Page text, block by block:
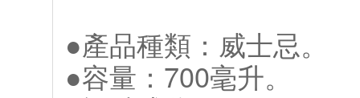
●產品種類：威士忌。
●容量：700毫升。